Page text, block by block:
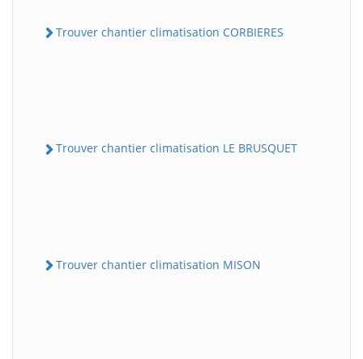
Trouver chantier climatisation CORBIERES
Trouver chantier climatisation LE BRUSQUET
Trouver chantier climatisation MISON